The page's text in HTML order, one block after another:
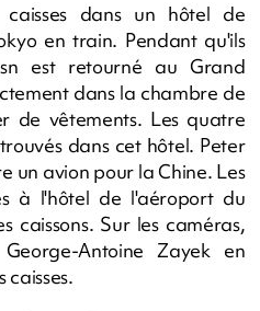
dans un hôtel de
en train. Pendant qu'ils
est retourné au Grand
dans la chambre de
de vêtements. Les quatre
dans cet hôtel. Peter
un avion pour la Chine. Les
à l'hôtel de l'aéroport du
caissons. Sur les caméras,
Antoine Zayek en